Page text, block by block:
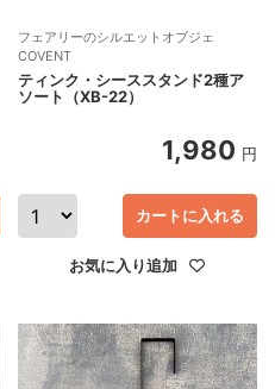
フェアリーのシルエットオブジェ
COVENT
ティンク・シーススタンド2種ア
ソート（XB-22）
1,980 円
カートに入れる
お気に入り追加